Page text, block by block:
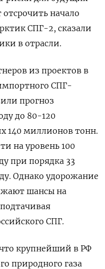
начало
СПГ-2, сказали
в отрасли.
из проектов в
СПГ-
прогноз
до 80-120
140 миллионов тонн.
на уровень 100
при порядка 33
Однако удорожание
шансы на
СПГ.
крупнейший в РФ
природного газа